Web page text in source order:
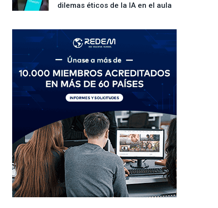
dilemas éticos de la IA en el aula